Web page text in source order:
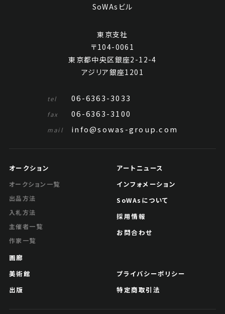
SoWAsビル
東京支社
〒104-0061
東京都中央区銀座2-12-4
アジリア銀座1201
tel 06-6363-3033
fax 06-6363-3100
mail info@sowas-group.com
オークション
オークション一覧
出品方法
入札方法
主催者一覧
作家一覧
画廊
美術館
出版
アートニュース
インフォメーション
SoWAsについて
採用情報
お問合わせ
プライバシーポリシー
特定商取引法